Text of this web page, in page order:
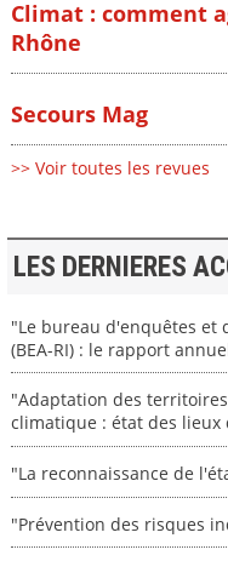
Climat : comment
Rhône
Secours Mag
>> Voir toutes les revues
LES DERNIERES
"Le bureau d'enquêtes et
(BEA-RI) : le rapport
"Adaptation des
climatique : état des lieux
"La reconnaissance de
"Prévention des risques